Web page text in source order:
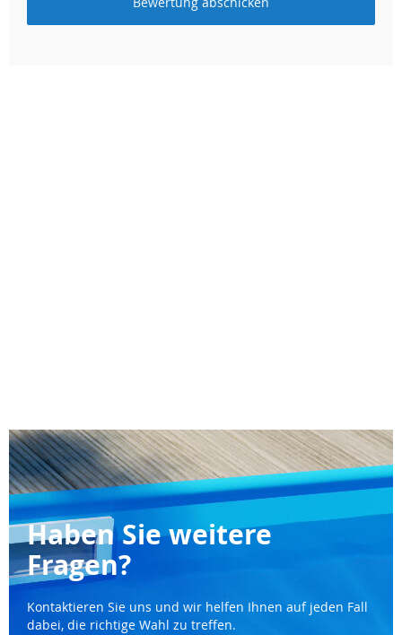
Haben Sie weitere
Fragen?
Kontaktieren Sie uns und wir helfen Ihnen auf jeden Fall
dabei, die richtige Wahl zu treffen.